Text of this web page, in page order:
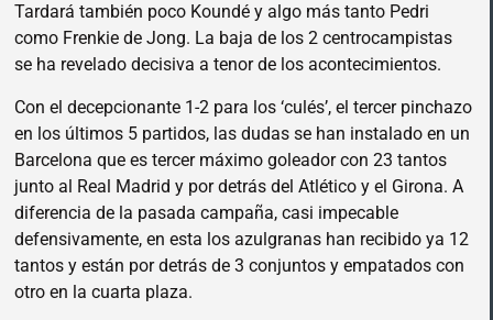
Tardará también poco Koundé y algo más tanto Pedri
como Frenkie de Jong. La baja de los 2 centrocampistas
se ha revelado decisiva a tenor de los acontecimientos.
Con el decepcionante 1-2 para los ‘culés’, el tercer pinchazo
en los últimos 5 partidos, las dudas se han instalado en un
Barcelona que es tercer máximo goleador con 23 tantos
junto al Real Madrid y por detrás del Atlético y el Girona. A
diferencia de la pasada campaña, casi impecable
defensivamente, en esta los azulgranas han recibido ya 12
tantos y están por detrás de 3 conjuntos y empatados con
otro en la cuarta plaza.